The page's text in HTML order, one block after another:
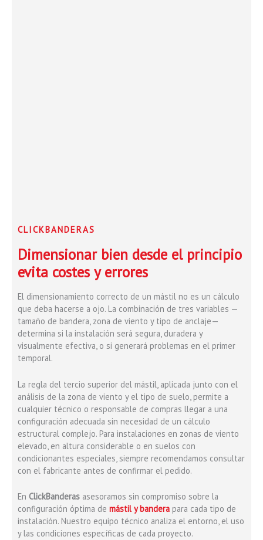
CLICKBANDERAS
Dimensionar bien desde el principio
evita costes y errores
El dimensionamiento correcto de un mástil no es un cálculo
que deba hacerse a ojo. La combinación de tres variables —
tamaño de bandera, zona de viento y tipo de anclaje—
determina si la instalación será segura, duradera y
visualmente efectiva, o si generará problemas en el primer
temporal.
La regla del tercio superior del mástil, aplicada junto con el
análisis de la zona de viento y el tipo de suelo, permite a
cualquier técnico o responsable de compras llegar a una
configuración adecuada sin necesidad de un cálculo
estructural complejo. Para instalaciones en zonas de viento
elevado, en altura considerable o en suelos con
condicionantes especiales, siempre recomendamos consultar
con el fabricante antes de confirmar el pedido.
En ClickBanderas asesoramos sin compromiso sobre la
configuración óptima de mástil y bandera para cada tipo de
instalación. Nuestro equipo técnico analiza el entorno, el uso
y las condiciones específicas de cada proyecto.